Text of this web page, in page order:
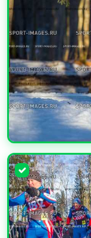
УВЕЛИЧИТЬ